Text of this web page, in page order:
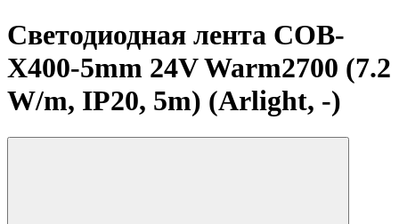
Светодиодная лента COB-
X400-5mm 24V Warm2700 (7.2
W/m, IP20, 5m) (Arlight, -)